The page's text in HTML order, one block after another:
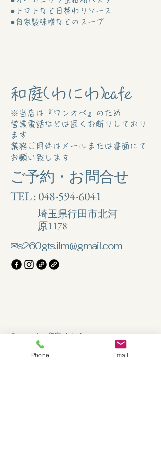
●トマトなど日替わりソース
和庭(わにわ)cafe
※当店は『ワンオペ』のため
営業電話などは固くお断りしており
ます
業務ご用件はメールまたは書面にて
お願い致します
ご予約・お問合せ
TEL :048-594-6041
埼玉県行田市北河
原1178
✉s260gts.ilm@gmail.com
© 2035 by 和庭(わにわ). Powered
and secured by
Phone Email